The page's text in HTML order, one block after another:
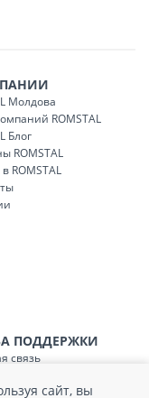
Молдова
ROMSTAL
Блог
ROMSTAL
ROMSTAL
ПОДДЕРЖКИ
связь
равно!сайт, вы